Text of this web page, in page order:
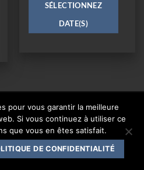
SÉLECTIONNEZ
DATE(S)
Events Live|Mentions légales
pour vous garantir la meilleure
Si vous continuez à utiliser ce
que vous en êtes satisfait.
DE CONFIDENTIALITÉ